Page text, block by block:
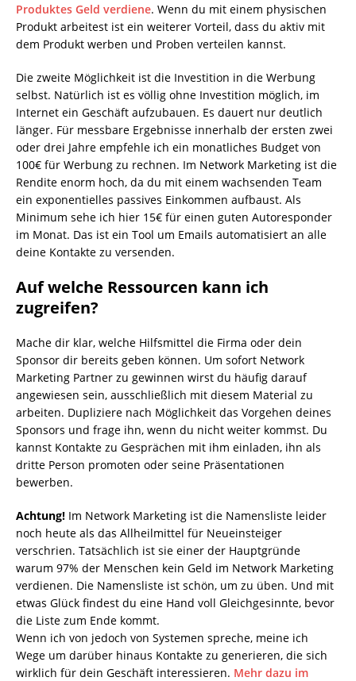
Produktes Geld verdiene. Wenn du mit einem physischen
Produkt arbeitest ist ein weiterer Vorteil, dass du aktiv mit
dem Produkt werben und Proben verteilen kannst.
Die zweite Möglichkeit ist die Investition in die Werbung
selbst. Natürlich ist es völlig ohne Investition möglich, im
Internet ein Geschäft aufzubauen. Es dauert nur deutlich
länger. Für messbare Ergebnisse innerhalb der ersten zwei
oder drei Jahre empfehle ich ein monatliches Budget von
100€ für Werbung zu rechnen. Im Network Marketing ist die
Rendite enorm hoch, da du mit einem wachsenden Team
ein exponentielles passives Einkommen aufbaust. Als
Minimum sehe ich hier 15€ für einen guten Autoresponder
im Monat. Das ist ein Tool um Emails automatisiert an alle
deine Kontakte zu versenden.
Auf welche Ressourcen kann ich
zugreifen?
Mache dir klar, welche Hilfsmittel die Firma oder dein
Sponsor dir bereits geben können. Um sofort Network
Marketing Partner zu gewinnen wirst du häufig darauf
angewiesen sein, ausschließlich mit diesem Material zu
arbeiten. Dupliziere nach Möglichkeit das Vorgehen deines
Sponsors und frage ihn, wenn du nicht weiter kommst. Du
kannst Kontakte zu Gesprächen mit ihm einladen, ihn als
dritte Person promoten oder seine Präsentationen
bewerben.
Achtung! Im Network Marketing ist die Namensliste leider
noch heute als das Allheilmittel für Neueinsteiger
verschrien. Tatsächlich ist sie einer der Hauptgründe
warum 97% der Menschen kein Geld im Network Marketing
verdienen. Die Namensliste ist schön, um zu üben. Und mit
etwas Glück findest du eine Hand voll Gleichgesinnte, bevor
die Liste zum Ende kommt.
Wenn ich von jedoch von Systemen spreche, meine ich
Wege um darüber hinaus Kontakte zu generieren, die sich
wirklich für dein Geschäft interessieren. Mehr dazu im